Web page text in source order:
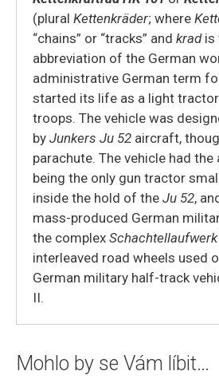
(plural Kettenkräder; where
“chains” or “tracks” and kradis
abbreviation of the German
administrative German term
started its life as a light
troops. The vehicle was
by Junkers Ju 52 aircraft,
parachute. The vehicle had
being the only gun tractor
inside the hold of the Ju 52,
mass-produced German
the complex Schachtellaufwerk
interleaved road wheels used
German military half-track
II.
Mohlo by se Vám líbit…